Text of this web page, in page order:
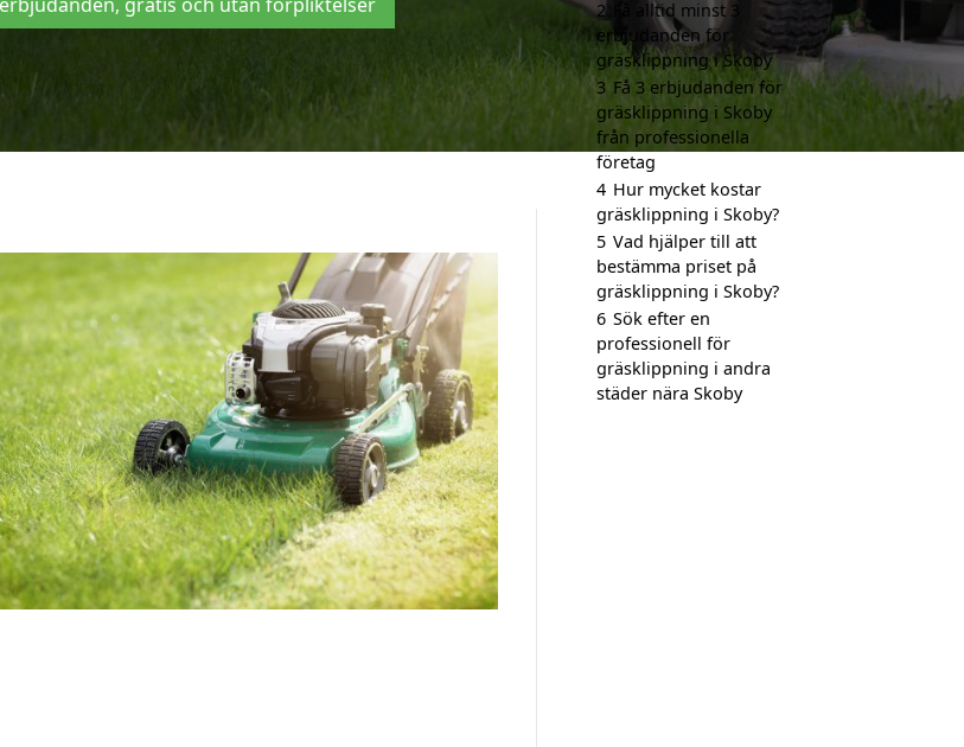
2
Få alltid minst 3
erbjudanden för
gräsklippning i Skoby
3 Få 3 erbjudanden för
gräsklippning i Skoby
från professionella
företag
4 Hur mycket kostar
gräsklippning i Skoby?
5 Vad hjälper till att
bestämma priset på
gräsklippning i Skoby?
6 Sök efter en
professionell för
gräsklippning i andra
städer nära Skoby